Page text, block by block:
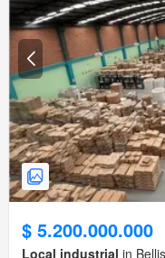
$ 5.200.000.000
Local industrial in